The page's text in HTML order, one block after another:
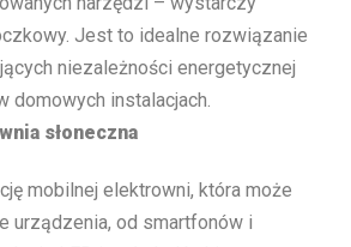
Jest to idealne rozwiązanie
niezależności energetycznej
domowych instalacjach.
słoneczna
mobilnej elektrowni, która może
urządzenia, od smartfonów i